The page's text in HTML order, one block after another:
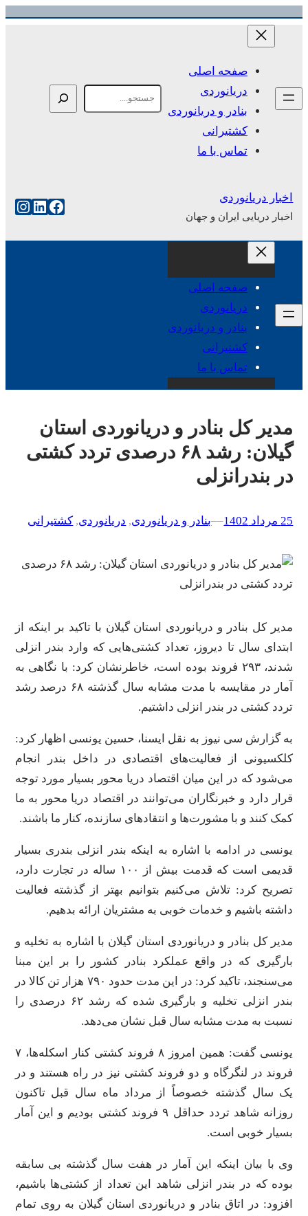
رفتن
صفحه اصلی
دریانوردی
بنادر و دریانوردی
کشتیرانی
تماس با ما
اخبار دریانوردی
اخبار دریایی ایران و جهان
فیس‌بوک
صفحه اصلی
دریانوردی
بنادر و دریانوردی
کشتیرانی
تماس با ما
مدیر کل بنادر و دریانوردی استان
گیلان: رشد ۶۸ درصدی تردد کشتی
در بندرانزلی
25 مرداد 1402 –
–بنادر و دریانوردی, دریانوردی, کشتیرانی
مدیر کل بنادر و دریانوردی استان گیلان با تاکید بر اینکه از
ابتدای سال تا دیروز، تعداد کشتی‌هایی که وارد بندر انزلی
شدند، ۲۹۳ فروند بوده است، خاطرنشان کرد: با نگاهی به
آمار در مقایسه با مدت مشابه سال گذشته ۶۸ درصد رشد
تردد کشتی در بندر انزلی داشتیم.
به گزارش سی نیوز به نقل ایسنا، حسین یونسی اظهار کرد:
کلکسیونی از فعالیت‌های اقتصادی در داخل بندر انجام
می‌شود که در این میان اقتصاد دریا محور بسیار مورد توجه
قرار دارد و خبرنگاران می‌توانند در اقتصاد دریا محور به ما
کمک کنند و با مشورت‌ها و انتقادهای سازنده، کنار ما باشند.
یونسی در ادامه با اشاره به اینکه بندر انزلی بندری بسیار
قدیمی است که قدمت بیش از ۱۰۰ ساله در تجارت دارد،
تصریح کرد: تلاش می‌کنیم بتوانیم بهتر از گذشته فعالیت
داشته باشیم و خدمات خوبی به مشتریان ارائه بدهیم.
مدیر کل بنادر و دریانوردی استان گیلان با اشاره به تخلیه و
بارگیری که در واقع عملکرد بنادر کشور را بر این مبنا
می‌سنجند، تاکید کرد: در این مدت حدود ۷۹۰ هزار تن کالا در
بندر انزلی تخلیه و بارگیری شده که رشد ۶۲ درصدی را
نسبت به مدت مشابه سال قبل نشان می‌دهد.
یونسی گفت: همین امروز ۸ فروند کشتی کنار اسکله‌ها، ۷
فروند در لنگرگاه و دو فروند کشتی نیز در راه هستند و در
یک سال گذشته خصوصاً از مرداد ماه سال قبل تاکنون
روزانه شاهد تردد حداقل ۹ فروند کشتی بودیم و این آمار
بسیار خوبی است.
وی با بیان اینکه این آمار در هفت سال گذشته بی سابقه
بوده که در بندر انزلی شاهد این تعداد از کشتی‌ها باشیم،
افزود: در اتاق بنادر و دریانوردی استان گیلان به روی تمام